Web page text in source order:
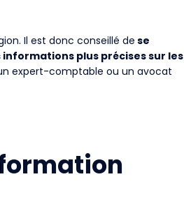
Il est donc conseillé de se
plus précises sur les
expert-comptable ou un avocat